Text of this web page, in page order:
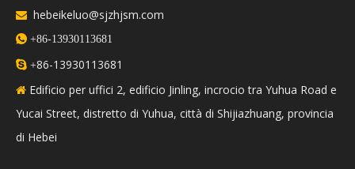
 hebeikeluo@sjzhjsm.com
 +86-13930113681
 +86-13930113681
 Edificio per uffici 2, edificio Jinling, incrocio tra Yuhua Road e
Yucai Street, distretto di Yuhua, città di Shijiazhuang, provincia
di Hebei